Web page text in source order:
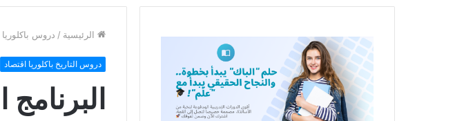
الرئيسية / دروس باكلوريا
دروس التاريخ باكلوريا اقتصاد